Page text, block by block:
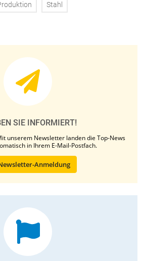
Stahl
SIE INFORMIERT!
unserem Newsletter landen die Top-News
in Ihrem E-Mail-Postfach.
Anmeldung